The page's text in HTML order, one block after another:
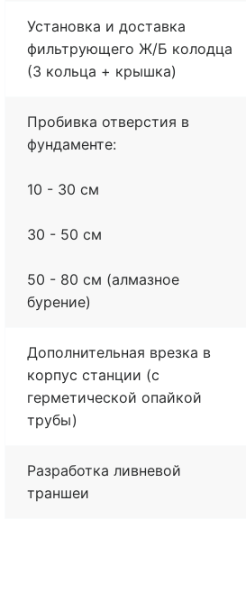
Установка и доставка
фильтрующего Ж/Б колодца
(3 кольца + крышка)
Пробивка отверстия в
фундаменте:
10 - 30 см
30 - 50 см
50 - 80 см (алмазное
бурение)
Дополнительная врезка в
корпус станции (с
герметической опайкой
трубы)
Разработка ливневой
траншеи